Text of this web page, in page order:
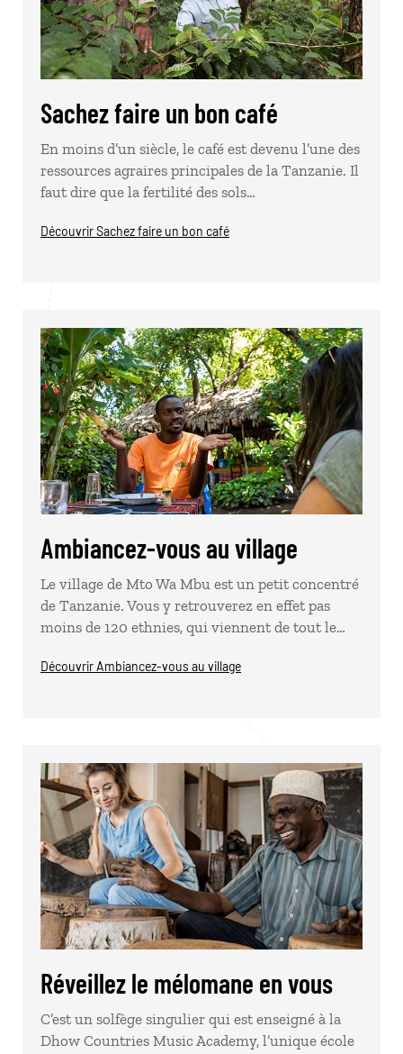
Sachez faire un bon café
En moins d’un siècle, le café est devenu l’une des
ressources agraires principales de la Tanzanie. Il
faut dire que la fertilité des sols…
Découvrir Sachez faire un bon café
Ambiancez-vous au village
Le village de Mto Wa Mbu est un petit concentré
de Tanzanie. Vous y retrouverez en effet pas
moins de 120 ethnies, qui viennent de tout le…
Découvrir Ambiancez-vous au village
Réveillez le mélomane en vous
C’est un solfège singulier qui est enseigné à la
Dhow Countries Music Academy, l’unique école